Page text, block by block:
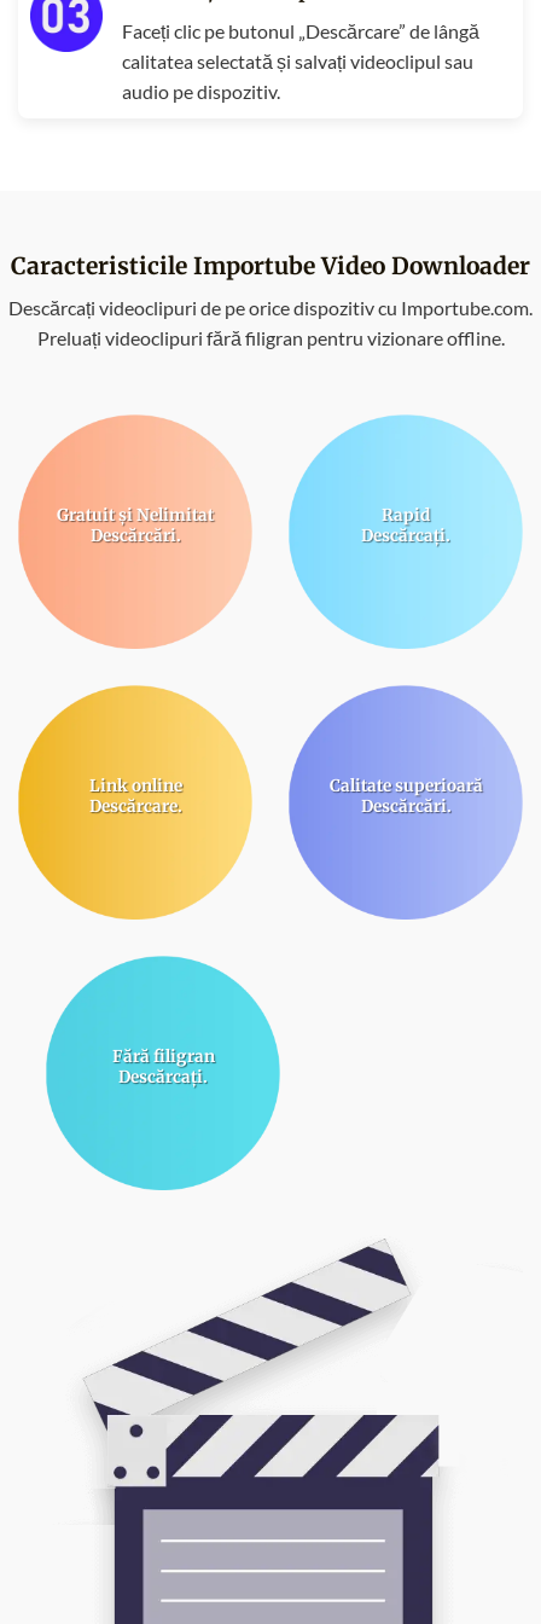
Faceți clic pe butonul „Descărcare” de lângă
calitatea selectată și salvați videoclipul sau
audio pe dispozitiv.
Caracteristicile Importube Video Downloader
Descărcați videoclipuri de pe orice dispozitiv cu Importube.com.
Preluați videoclipuri fără filigran pentru vizionare offline.
Gratuit și Nelimitat
Descărcări.
Rapid
Descărcați.
Link online
Descărcare.
Calitate superioară
Descărcări.
Fără filigran
Descărcați.